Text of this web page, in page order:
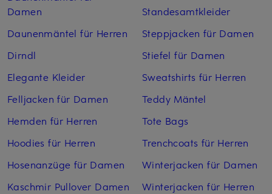
Damen
Daunenmäntel für Herren
Dirndl
Elegante Kleider
Felljacken für Damen
Hemden für Herren
Hoodies für Herren
Hosenanzüge für Damen
Kaschmir Pullover Damen
Standesamtkleider
Steppjacken für Damen
Stiefel für Damen
Sweatshirts für Herren
Teddy Mäntel
Tote Bags
Trenchcoats für Herren
Winterjacken für Damen
Winterjacken für Herren